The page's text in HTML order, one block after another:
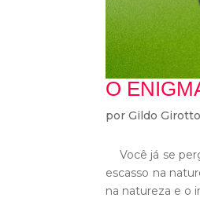
O
porGildo
Você já se
escasso na
na natureza e o